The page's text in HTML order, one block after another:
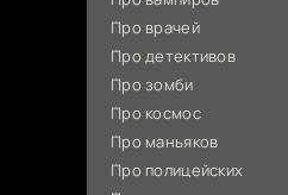
Про врачей
Про детективов
Про зомби
Про космос
Про маньяков
Про полицейских